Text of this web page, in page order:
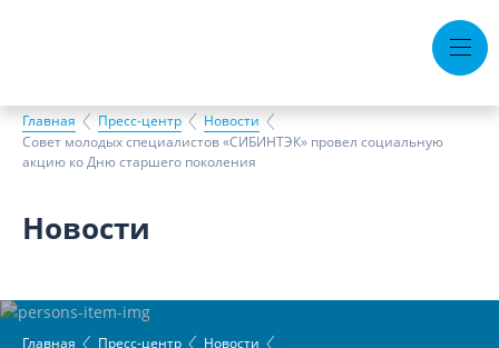
Горячая линия
Документы
Контакты
О компании
Пресс-центр
Главная Пресс-центр
Новости
Совет молодых специалистов «СИБИНТЭК» провел социальную
акцию ко Дню старшего поколения
Новости
Главная Пресс-центр
Новости